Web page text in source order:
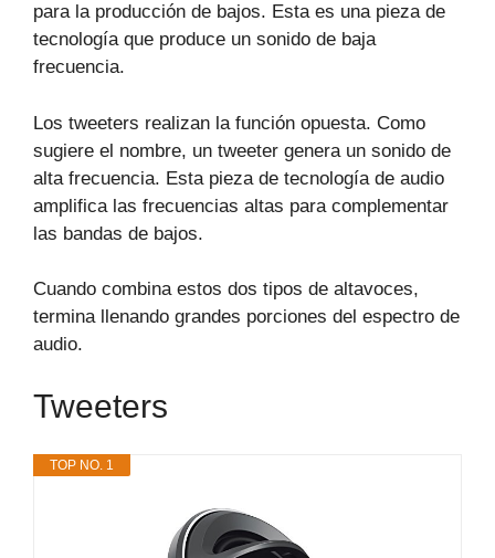
para la producción de bajos. Esta es una pieza de
tecnología que produce un sonido de baja
frecuencia.
Los tweeters realizan la función opuesta. Como
sugiere el nombre, un tweeter genera un sonido de
alta frecuencia. Esta pieza de tecnología de audio
amplifica las frecuencias altas para complementar
las bandas de bajos.
Cuando combina estos dos tipos de altavoces,
termina llenando grandes porciones del espectro de
audio.
Tweeters
TOP NO. 1